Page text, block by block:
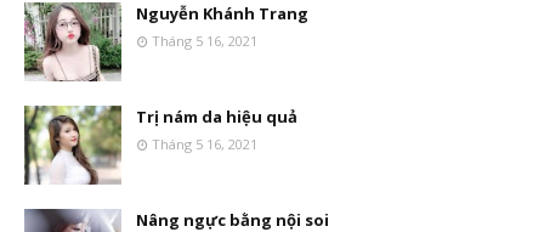
Nguyễn Khánh Trang
Tháng 5 16, 2021
Trị nám da hiệu quả
Tháng 5 16, 2021
Nâng ngực bằng nội soi